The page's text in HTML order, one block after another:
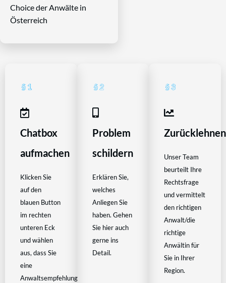
Choice der Anwälte in
Österreich
Chatbox
aufmachen
Klicken Sie
auf den
blauen Button
im rechten
unteren Eck
und wählen
aus, dass Sie
eine
Anwaltsempfehlung
Problem
schildern
Erklären Sie,
welches
Anliegen Sie
haben. Gehen
Sie hier auch
gerne ins
Detail.
Zurücklehnen
Unser Team
beurteilt Ihre
Rechtsfrage
und vermittelt
den richtigen
Anwalt/die
richtige
Anwältin für
Sie in Ihrer
Region.